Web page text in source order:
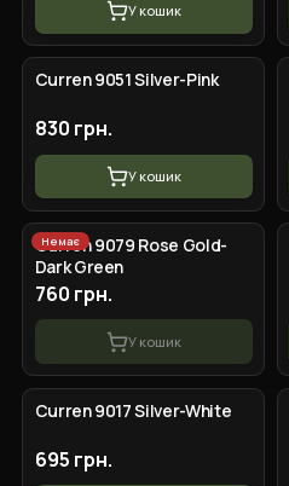
У кошик
Curren 9051 Silver-Pink
830 грн.
У кошик
Немає
Сurren 9079 Rose Gold-
Dark Green
760 грн.
У кошик
Curren 9017 Silver-White
695 грн.